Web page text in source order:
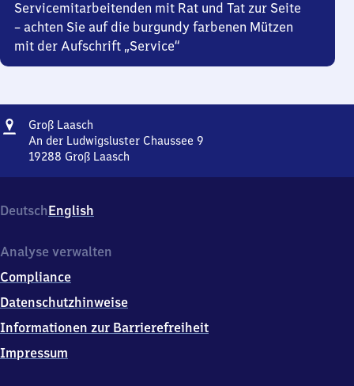
Servicemitarbeitenden mit Rat und Tat zur Seite
– achten Sie auf die burgundy farbenen Mützen
mit der Aufschrift „Service“
Adresse
Groß Laasch
Laasch
An der Ludwigsluster Chaussee 9
19288 Groß Laasch
An
der
Chaussee
1
9
8
8
Groß
DeutschEnglish
Analyse verwalten
Compliance
Datenschutzhinweise
Informationen zur Barrierefreiheit
Impressum